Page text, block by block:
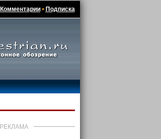
Комментарии• Подписка
РЕКЛАМА